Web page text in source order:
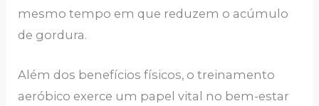
mesmo tempo em que reduzem o acúmulo
de gordura.
Além dos benefícios físicos, o treinamento
aeróbico exerce um papel vital no bem-estar